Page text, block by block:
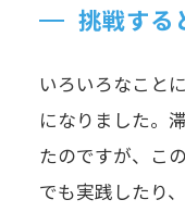
挑戦する
いろいろなこと
になりました。
たのですが、こ
でも実践したり